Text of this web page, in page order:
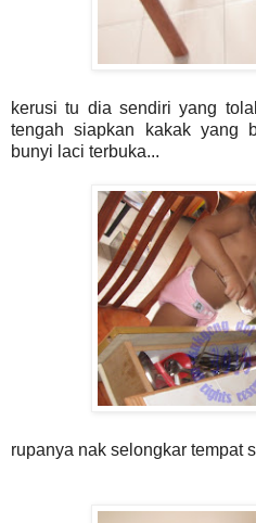
kerusi tu dia sendiri yang
tengah siapkan kakak yang
bunyi laci terbuka...
rupanya nak selongkar tempat